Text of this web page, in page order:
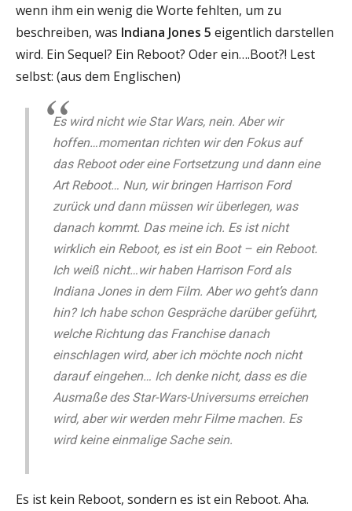
wenn ihm ein wenig die Worte fehlten, um zu
beschreiben, was Indiana Jones 5 eigentlich darstellen
wird. Ein Sequel? Ein Reboot? Oder ein….Boot?! Lest
selbst: (aus dem Englischen)
Es wird nicht wie Star Wars, nein. Aber wir
hoffen…momentan richten wir den Fokus auf
das Reboot oder eine Fortsetzung und dann eine
Art Reboot… Nun, wir bringen Harrison Ford
zurück und dann müssen wir überlegen, was
danach kommt. Das meine ich. Es ist nicht
wirklich ein Reboot, es ist ein Boot – ein Reboot.
Ich weiß nicht…wir haben Harrison Ford als
Indiana Jones in dem Film. Aber wo geht’s dann
hin? Ich habe schon Gespräche darüber geführt,
welche Richtung das Franchise danach
einschlagen wird, aber ich möchte noch nicht
darauf eingehen… Ich denke nicht, dass es die
Ausmaße des Star-Wars-Universums erreichen
wird, aber wir werden mehr Filme machen. Es
wird keine einmalige Sache sein.
Es ist kein Reboot, sondern es ist ein Reboot. Aha.